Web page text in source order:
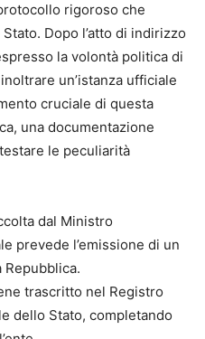
rigoroso che
Dopo l’atto di indirizzo
la volontà politica di
un’istanza ufficiale
cruciale di questa
una documentazione
le peculiarità
dal Ministro
prevede l’emissione di un
trascritto nel Registro
dello Stato, completando